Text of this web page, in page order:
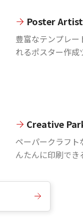
Poster Artist
豊富なテンプレ
れるポスター作成
Creative
ペーパークラフト
んたんに印刷でき